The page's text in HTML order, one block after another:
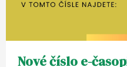
Nové číslo e-